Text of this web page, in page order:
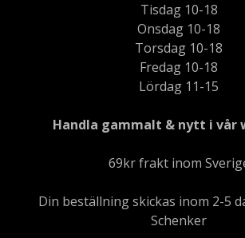
Tisdag 10-18
Onsdag 10-18
Torsdag 10-18
Fredag 10-18
Lördag 11-15
Handla gammalt & nytt i vår
69kr frakt inom
Din beställning skickas inom 2-5
Schenker